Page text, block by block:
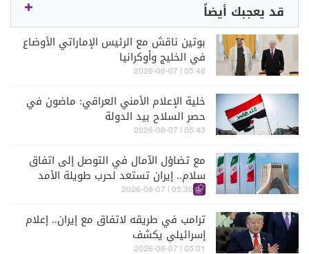
قد يعجبك أيضاً
بوتين ناقش مع الرئيس الإماراتي الأوضاع
في الخليج وأوكرانيا
05:48 | 2026-08-07
خلية الإعلام الأمني العراقي: ماضون في
حصر السلاح بيد الدولة
05:43 | 2026-08-07
مع تضاؤل الآمال في التوصل إلى اتفاق
سلام.. إيران تستعد لحرب طويلة الأمد
05:30 | 2026-08-07
ترامب في طريقه لاتفاق مع إيران.. إعلام
إسرائيلي يكشف
05:01 | 2026-08-07